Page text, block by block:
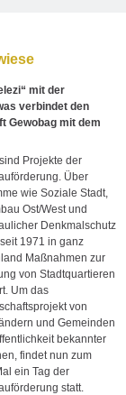
mit der
verbindet den
Gewobag mit dem
Projekte der
Über
wie Soziale Stadt,
Ost/West und
Denkmalschutz
1971 in ganz
Maßnahmen zur
von Stadtquartieren
Um das
von
und Gemeinden
bekannter
findet nun zum
ein Tag der
statt.